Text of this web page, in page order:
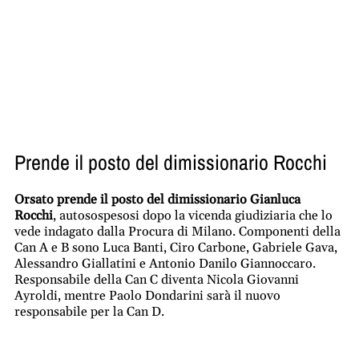
Prende il posto del dimissionario Rocchi
Orsato prende il posto del dimissionario Gianluca
Rocchi, autosospesosi dopo la vicenda giudiziaria che lo
vede indagato dalla Procura di Milano. Componenti della
Can A e B sono Luca Banti, Ciro Carbone, Gabriele Gava,
Alessandro Giallatini e Antonio Danilo Giannoccaro.
Responsabile della Can C diventa Nicola Giovanni
Ayroldi, mentre Paolo Dondarini sarà il nuovo
responsabile per la Can D.